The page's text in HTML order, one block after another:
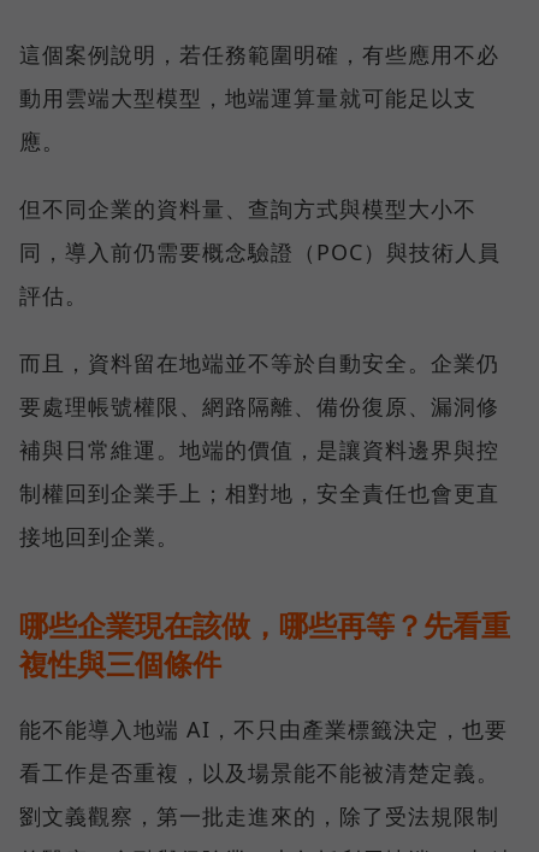
這個案例說明，若任務範圍明確，有些應用不必
動用雲端大型模型，地端運算量就可能足以支
應。
但不同企業的資料量、查詢方式與模型大小不
同，導入前仍需要概念驗證（POC）與技術人員
評估。
而且，資料留在地端並不等於自動安全。企業仍
要處理帳號權限、網路隔離、備份復原、漏洞修
補與日常維運。地端的價值，是讓資料邊界與控
制權回到企業手上；相對地，安全責任也會更直
接地回到企業。
哪些企業現在該做，哪些再等？先看重
複性與三個條件
能不能導入地端 AI，不只由產業標籤決定，也要
看工作是否重複，以及場景能不能被清楚定義。
劉文義觀察，第一批走進來的，除了受法規限制